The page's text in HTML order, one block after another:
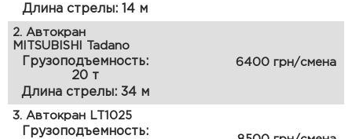
Длина стрелы: 14 м
2. Автокран
MITSUBISHI Tadano
Грузоподъемность:
20 т
Длина стрелы: 34 м
6400 грн/смена
3. Автокран LT1025
Грузоподъемность: